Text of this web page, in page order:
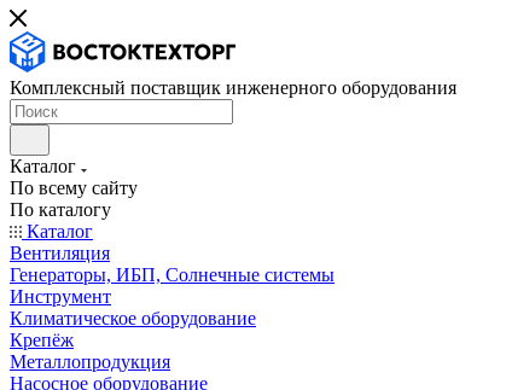
Комплексный поставщик инженерного оборудования
Каталог
По всему сайту
По каталогу
Каталог
Вентиляция
Генераторы, ИБП, Солнечные системы
Инструмент
Климатическое оборудование
Крепёж
Металлопродукция
Насосное оборудование